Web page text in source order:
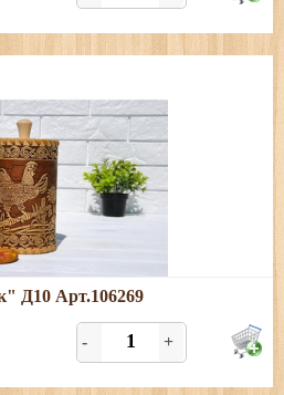
Подробнее
высота (с хватком) - 20 см,
объём - 1 л.
Д10 Арт.106269
- +